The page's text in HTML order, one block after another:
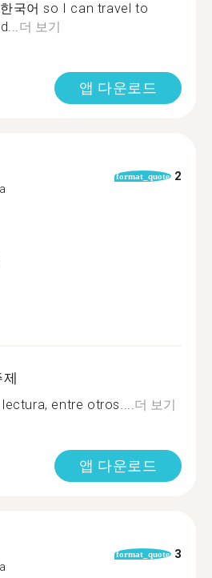
국어 so I can travel to
더 보기
앱 다운로드
format_quote 2
entre otros....더 보기
앱 다운로드
format_quote 3